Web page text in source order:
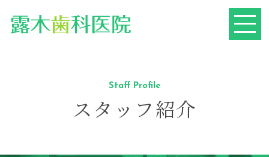
Staff Profile
スタッフ紹介